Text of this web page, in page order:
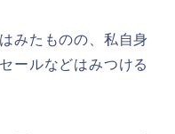
みたものの、私自身
ールなどはみつける